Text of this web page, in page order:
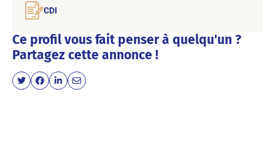
CDI
Ce profil vous fait penser à quelqu'un ?
Partagez cette annonce !